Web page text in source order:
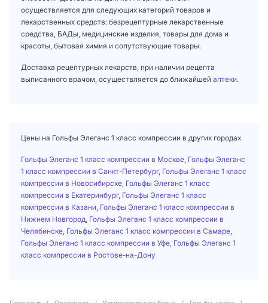
осуществляется для следующих категорий товаров и
лекарственных средств: безрецептурные лекарственные
средства, БАДы, медицинские изделия, товары для дома и
красоты, бытовая химия и сопутствующие товары.
Доставка рецептурных лекарств, при наличии рецепта
выписанного врачом, осуществляется до ближайшей аптеки.
Цены на Гольфы Элеганс 1 класс компрессии в других городах
Гольфы Элеганс 1 класс компрессии в Москве, Гольфы Элеганс
1 класс компрессии в Санкт-Петербург, Гольфы Элеганс 1 класс
компрессии в Новосибирске, Гольфы Элеганс 1 класс
компрессии в Екатеринбург, Гольфы Элеганс 1 класс
компрессии в Казани, Гольфы Элеганс 1 класс компрессии в
Нижнем Новгород, Гольфы Элеганс 1 класс компрессии в
Челябинске, Гольфы Элеганс 1 класс компрессии в Самаре,
Гольфы Элеганс 1 класс компрессии в Уфе, Гольфы Элеганс 1
класс компрессии в Ростове-на-Дону